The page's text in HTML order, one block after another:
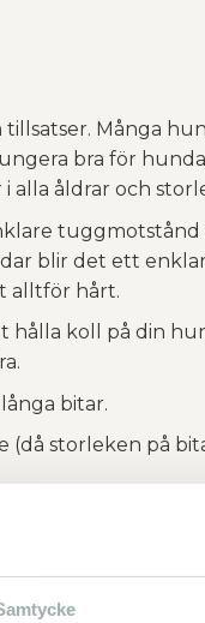
Många
bra för
alla åldrar och
tuggmotstånd
blir det ett
alltför hårt.
hålla koll på din
bitar.
(då storleken på